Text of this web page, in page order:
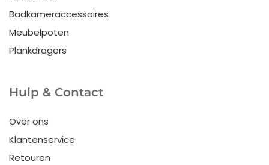
Badkameraccessoires
Meubelpoten
Plankdragers
Hulp & Contact
Over ons
Klantenservice
Retouren